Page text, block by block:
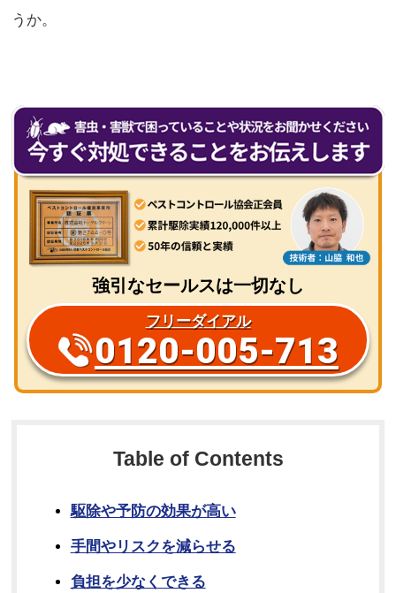
うか。
強引なセールスは一切なし
フリーダイアル
0120-005-713
Table of Contents
駆除や予防の効果が高い
手間やリスクを減らせる
負担を少なくできる